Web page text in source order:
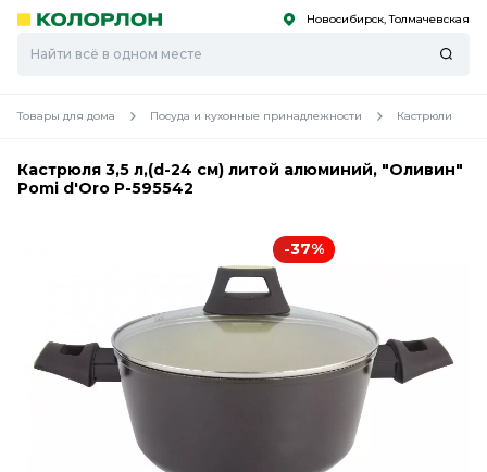
Скоро
Скоро Новосибирск, Толмачевская
Товары для дома Посуда и кухонные принадлежности Кастрюли
Кастрюля 3,5 л,(d-24 см) литой алюминий, "Оливин"
Pomi d'Oro P-595542
-37%